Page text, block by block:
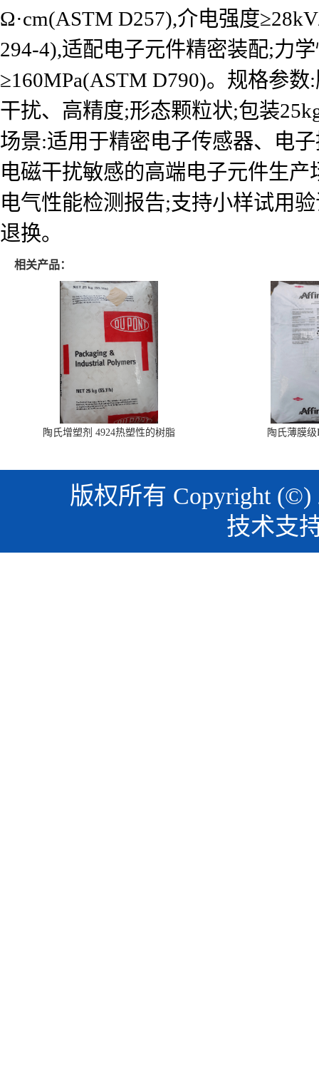
Ω·cm(ASTM D257),介电强度
294-4),适配电子元件精密装配;力
≥160MPa(ASTM D790)。规格参
干扰、高精度;形态颗粒状;包装
场景:适用于精密电子传感器、电
电磁干扰敏感的高端电子元件生
电气性能检测报告;支持小样试用
退换。
相关产品：
陶氏增塑剂 4924热塑性的树脂 陶氏薄膜级
版权所有 Copyright
技术支